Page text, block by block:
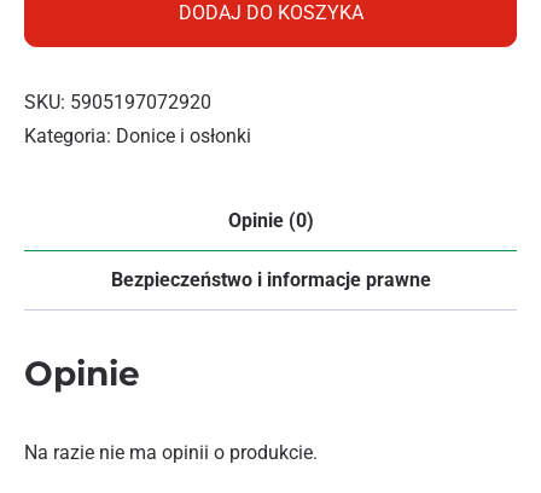
DODAJ DO KOSZYKA
SKU: 5905197072920
Kategoria: Donice i osłonki
Opinie (0)
Bezpieczeństwo i informacje prawne
Opinie
Na razie nie ma opinii o produkcie.